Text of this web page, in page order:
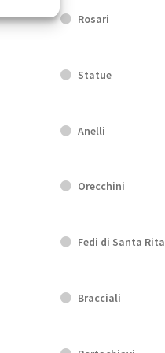
Rosari
Statue
Anelli
Orecchini
Fedi di Santa Rita
Bracciali